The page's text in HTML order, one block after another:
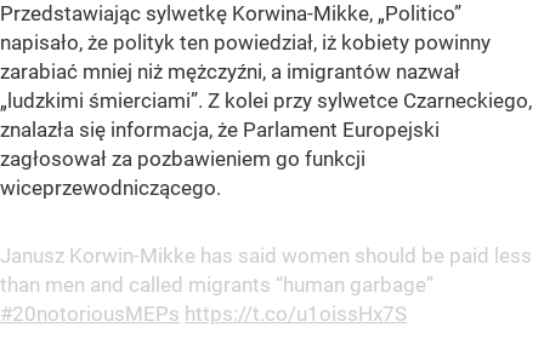
Przedstawiając sylwetkę Korwina-Mikke, „Politico”
napisało, że polityk ten powiedział, iż kobiety powinny
zarabiać mniej niż mężczyźni, a imigrantów nazwał
„ludzkimi śmierciami”. Z kolei przy sylwetce Czarneckiego,
znalazła się informacja, że Parlament Europejski
zagłosował za pozbawieniem go funkcji
wiceprzewodniczącego.
Janusz Korwin-Mikke has said women should be paid less
than men and called migrants “human garbage”
#20notoriousMEPs https://t.co/u1oissHx7S